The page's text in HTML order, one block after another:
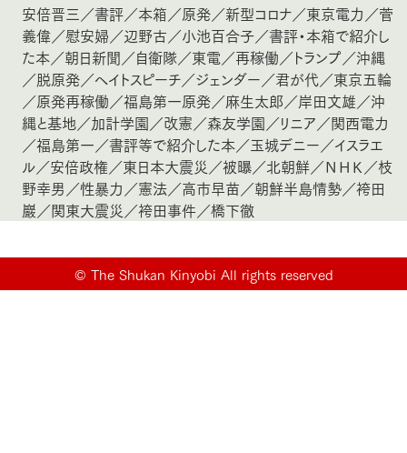
安倍晋三 ／書評／本箱／原発／新型コロナ／東京電力 ／菅
義偉／慰安婦／辺野古／小池百合子／書評・本箱で紹介し
た本／朝日新聞／自衛隊／東電／再稼働／トランプ／沖縄
／脱原発／ヘイトスピーチ／ジェンダー／君が代／東京五輪
／原発再稼働／福島第一原発／麻生太郎／岸田文雄／沖
縄と基地／加計学園／改憲／森友学園／リニア／関西電力
／福島第一／書評等で紹介した本／玉城デニー／イスラエ
ル／安倍政権／東日本大震災 ／被曝／北朝鮮／ＮＨＫ ／枝
野幸男 ／性暴力 ／憲法／高市早苗／朝鮮半島情勢／袴田
巖／関東大震災 ／袴田事件／橋下徹
© The Shukan Kinyobi All rights reserved